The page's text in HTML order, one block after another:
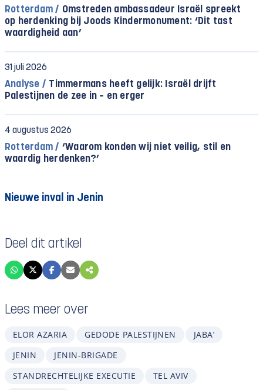
Rotterdam / Omstreden ambassadeur Israël spreekt
op herdenking bij Joods Kindermonument: ‘Dit tast
waardigheid aan’
31 juli 2026
Analyse / Timmermans heeft gelijk: Israël drijft
Palestijnen de zee in – en erger
4 augustus 2026
Rotterdam / ‘Waarom konden wij niet veilig, stil en
waardig herdenken?’
Nieuwe inval in Jenin
Deel dit artikel
Lees meer over
ELOR AZARIA GEDODE PALESTIJNEN
JABA’
JENIN
JENIN-BRIGADE
STANDRECHTELIJKE EXECUTIE
TEL AVIV